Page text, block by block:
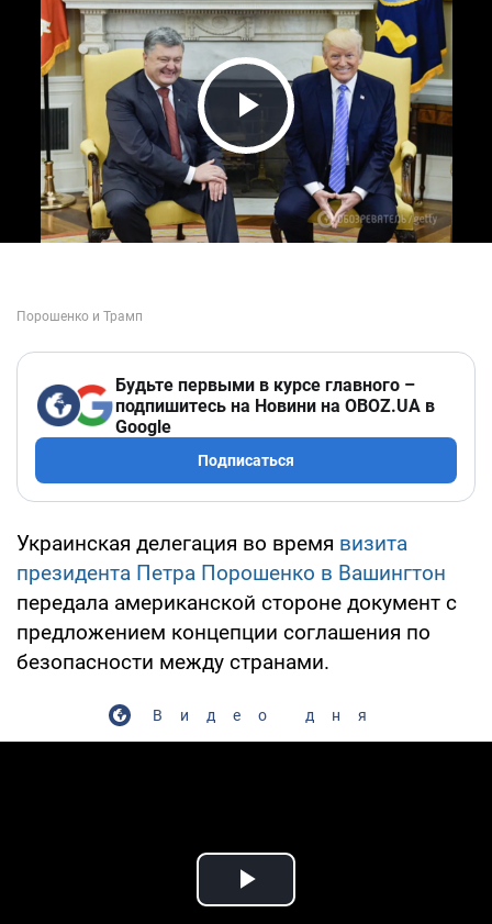
Play Video
Будьте первыми в курсе главного –
подпишитесь на Новини на OBOZ.UA в
Google
Подписаться
Украинская делегация во время визита
президента Петра Порошенко в Вашингтон
передала американской стороне документ с
предложением концепции соглашения по
безопасности между странами.
Видео дня
Play Video